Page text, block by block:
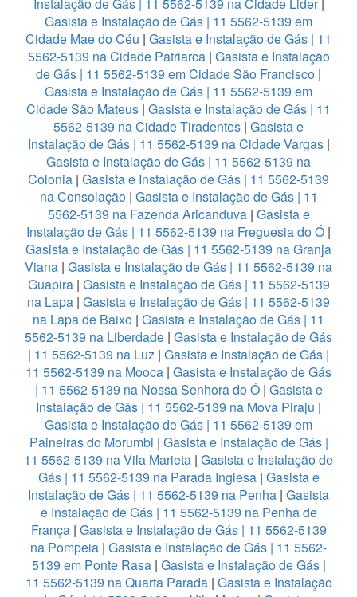
Instalação de Gás | 11 5562-5139 na Cidade Lider|
Gasista e Instalação de Gás | 11 5562-5139 em
Cidade Mae do Céu | Gasista e Instalação de Gás | 11
5562-5139 na Cidade Patriarca| Gasista e Instalação
de Gás | 11 5562-5139 em Cidade São Francisco |
Gasista e Instalação de Gás | 11 5562-5139 em
Cidade São Mateus | Gasista e Instalação de Gás | 11
5562-5139 na Cidade Tiradentes | Gasista e
Instalação de Gás | 11 5562-5139 na Cidade Vargas |
Gasista e Instalação de Gás | 11 5562-5139 na
Colonia | Gasista e Instalação de Gás | 11 5562-5139
na Consolação | Gasista e Instalação de Gás | 11
5562-5139 na Fazenda Aricanduva| Gasista e
Instalação de Gás | 11 5562-5139 na Freguesia do Ó |
Gasista e Instalação de Gás | 11 5562-5139 na Granja
Viana | Gasista e Instalação de Gás | 11 5562-5139 na
Guapira| Gasista e Instalação de Gás | 11 5562-5139
na Lapa | Gasista e Instalação de Gás | 11 5562-5139
na Lapa de Baixo | Gasista e Instalação de Gás | 11
5562-5139 na Liberdade | Gasista e Instalação de Gás
| 11 5562-5139 na Luz | Gasista e Instalação de Gás |
11 5562-5139 na Mooca | Gasista e Instalação de Gás
| 11 5562-5139 na Nossa Senhora do Ó| Gasista e
Instalação de Gás | 11 5562-5139 na Mova Piraju |
Gasista e Instalação de Gás | 11 5562-5139 em
Paineiras do Morumbi | Gasista e Instalação de Gás |
11 5562-5139 na Vila Marieta | Gasista e Instalação de
Gás | 11 5562-5139 na Parada Inglesa | Gasista e
Instalação de Gás | 11 5562-5139 na Penha | Gasista
e Instalação de Gás | 11 5562-5139 na Penha de
França | Gasista e Instalação de Gás | 11 5562-5139
na Pompeia | Gasista e Instalação de Gás | 11 5562-
5139 em Ponte Rasa| Gasista e Instalação de Gás |
11 5562-5139 na Quarta Parada| Gasista e Instalação